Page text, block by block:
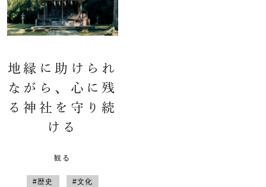
地縁に助けられ
ながら、心に残
る神社を守り続
ける
観る
#歴史 #文化